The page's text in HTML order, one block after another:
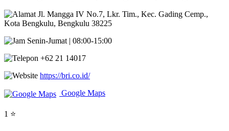
Jl. Mangga IV No.7, Lkr. Tim., Kec. Gading Cemp.,
Kota Bengkulu, Bengkulu 38225
Senin-Jumat | 08:00-15:00
+62 21 14017
https://bri.co.id/
Google Maps
1 ⭐